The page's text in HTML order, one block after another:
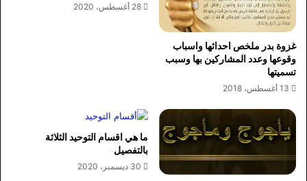
غزوة بدر ملخص احداثها واسباب
وقوعها وعدد المشاركين بها وسبب
تسميتها
13 أغسطس، 2018
28 أغسطس، 2020
ما هي اقسام التوحيد الثلاثة
بالتفصيل
30 ديسمبر، 2020